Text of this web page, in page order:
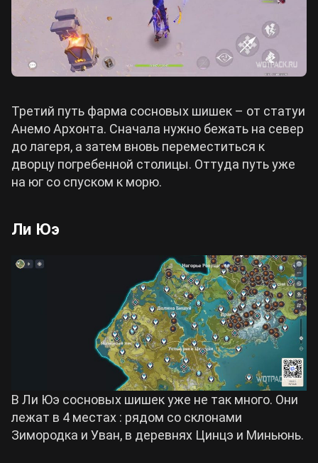
Третий путь фарма сосновых шишек – от статуи
Анемо Архонта. Сначала нужно бежать на север
до лагеря, а затем вновь переместиться к
дворцу погребенной столицы. Оттуда путь уже
на юг со спуском к морю.
Ли Юэ
В Ли Юэ сосновых шишек уже не так много. Они
лежат в 4 местах : рядом со склонами
Зимородка и Уван, в деревнях Цинцэ и Миньюнь.